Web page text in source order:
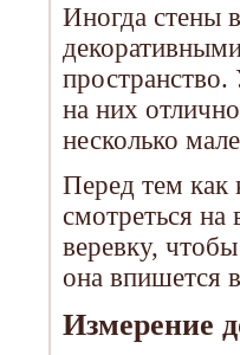
Иногда стены
на них
несколько
Перед тем как
смотреться
веревку,
она впишется
Измерение